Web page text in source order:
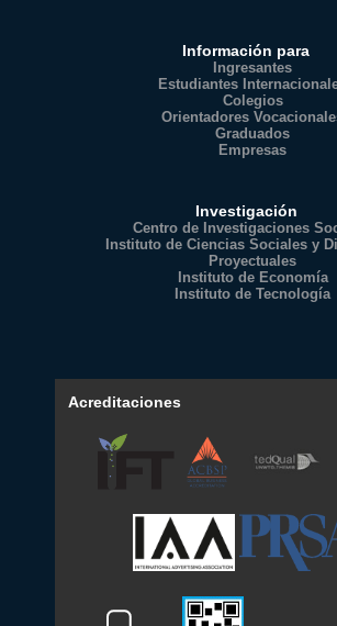
Información para
Ingresantes
Estudiantes
Colegios
Orientadores
Graduados
Empresas
Investigación
Centro de Investigaciones
Instituto de Ciencias Sociales y
Proyectuales
Instituto de Economía
Instituto de Tecnología
Acreditaciones